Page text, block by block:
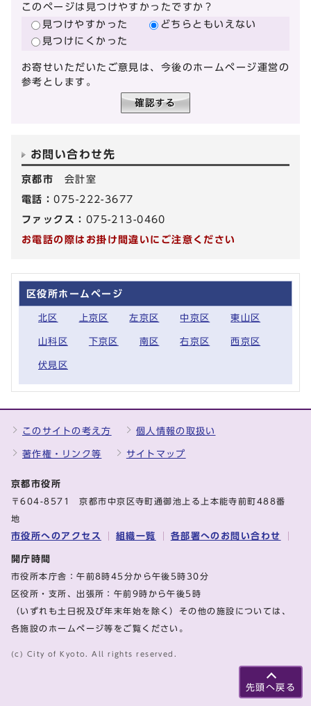
このページは見つけやすかったですか？
見つけやすかった
どちらともいえない
見つけにくかった
お寄せいただいたご意見は、今後のホームページ運営の
参考とします。
お問い合わせ先
京都市 会計室
電話：075-222-3677
ファックス： 075-213-0460
お電話の際はお掛け間違いにご注意ください
区役所ホームページ
北区 上京区 左京区 中京区 東山区
山科区 下京区 南区 右京区 西京区
伏見区
先頭へ戻る
このサイトの考え方 個人情報の取扱い
著作権・リンク等 サイトマップ
京都市役所
〒604-8571 京都市中京区寺町通御池上る上本能寺前町488番
地
市役所へのアクセス 組織一覧 各部署へのお問い合わせ
開庁時間
市役所本庁舎：午前8時45分から午後5時30分
区役所・支所、出張所：午前9時から午後5時
（いずれも土日祝及び年末年始を除く）その他の施設については、
各施設のホームページ等をご覧ください。
(c) City of Kyoto. All rights reserved.